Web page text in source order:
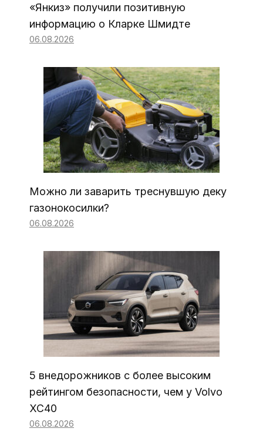
«Янкиз» получили позитивную
информацию о Кларке Шмидте
06.08.2026
Можно ли заварить треснувшую деку
газонокосилки?
06.08.2026
5 внедорожников с более высоким
рейтингом безопасности, чем у Volvo
XC40
06.08.2026